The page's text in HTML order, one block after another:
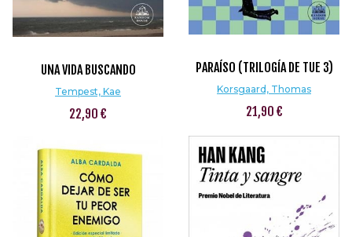
UNA VIDA BUSCANDO
Tempest, Kae
22,90 €
PARAÍSO (TRILOGÍA DE TUE 3)
Korsgaard, Thomas
21,90 €